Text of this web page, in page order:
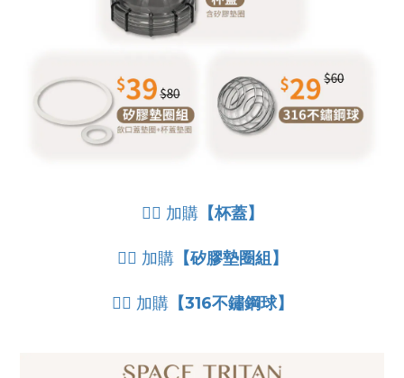
👉🏻 加購【杯蓋】
👉🏻 加購【矽膠墊圈組】
👉🏻 加購【316不鏽鋼球】